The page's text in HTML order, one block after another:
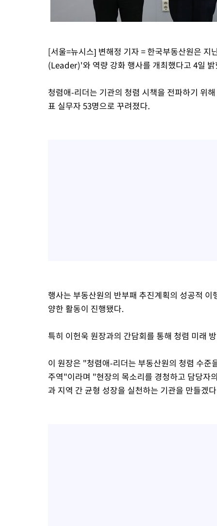
[서울=뉴시스] 변해정 기자 = 한국부동산원은
(Leader)'와 역량 강화 행사를 개최했다고 4일
청렴애-리더는 기관의 청렴 시책을 전파하기 위
표 실무자 53명으로 꾸려졌다.
행사는 부동산원의 반부패 추진계획의 성공적
양한 활동이 진행됐다.
특히 이헌욱 원장과의 간담회를 통해 청렴 미래
이 원장은 "청렴애-리더는 부동산원의 청렴 수
주역"이라며 "현장의 목소리를 경청하고 담당자
과 지역 간 균형 성장을 실천하는 기관을 만들겠